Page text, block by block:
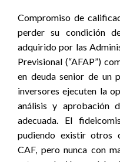
Compromiso de
perder su condición
adquirido por las
Previsional (“AFAP”)
en deuda senior de un
inversores ejecuten la
análisis y aprobación
adecuada. El
pudiendo existir otros
CAF, pero nunca con